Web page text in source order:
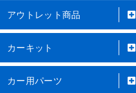
アウトレット商品
カーキット
カー用パーツ